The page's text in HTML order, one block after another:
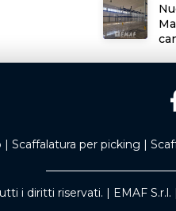
| Scaffalatura per picking |
i diritti riservati. | EMAF S.r.l. |